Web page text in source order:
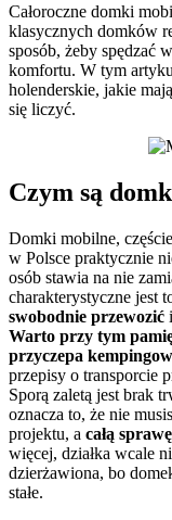
Całoroczne domki
klasycznych domków
sposób, żeby spędzać
komfortu. W tym
holenderskie, jakie
się liczyć.
Czym są
Domki mobilne,
w Polsce praktycznie
osób stawia na nie
charakterystyczne jest
swobodnie przewozić
Warto przy tym
przyczepa
przepisy o transporcie
Sporą zaletą jest brak
oznacza to, że nie
projektu, a całą
więcej, działka wcale
dzierżawiona, bo
stałe.